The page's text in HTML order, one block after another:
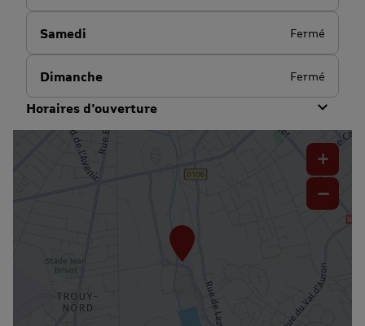
Samedi Fermé
Dimanche Fermé
Horaires d'ouverture
+
−